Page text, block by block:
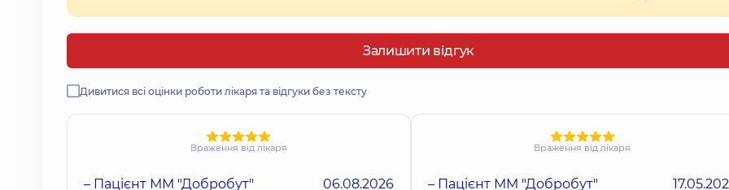
Залишити відгук
Дивитися всі оцінки роботи лікаря та відгуки без тексту
Враження від лікаря
– Пацієнт ММ "Добробут" 06.08.2026
Враження від лікаря
– Пацієнт ММ "Добробут"